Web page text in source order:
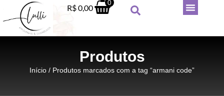
R$0,00
0
Produtos
Início / Produtos marcados com a tag “armani code”